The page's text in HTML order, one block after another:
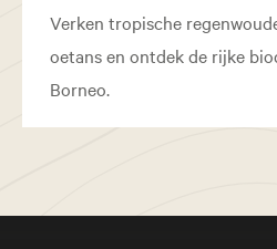
Verken tropische
oetans en ontdek de rijke
Borneo.